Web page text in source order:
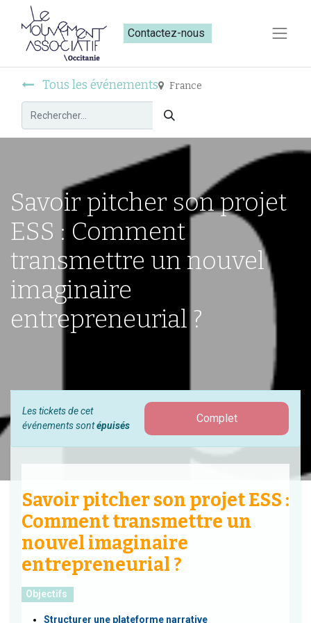
Contactez-nous​​
Tous les événements France
Savoir pitcher son projet
ESS : Comment
transmettre un nouvel
imaginaire
entrepreneurial ?
Les tickets de cet
événements sontépuisés
Complet
Savoir pitcher son projet ESS :
Comment transmettre un
nouvel imaginaire
entrepreneurial ?
Objectifs
Structurer une plateforme narrative